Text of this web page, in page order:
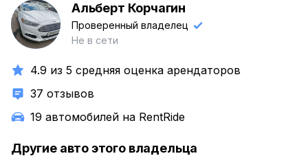
А Альберт Корчагин
Проверенный владелец
Не в сети
4.9 из 5 средняя оценка арендаторов
37 отзывов
19 автомобилей на RentRide
Другие авто этого владельца